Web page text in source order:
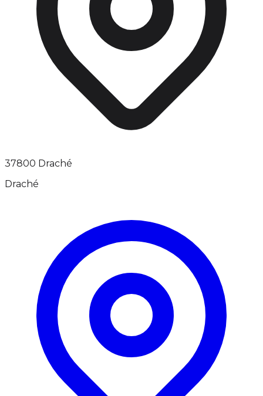
37800 Draché
Draché